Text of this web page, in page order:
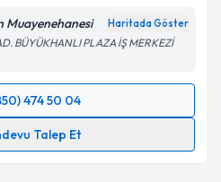
Muayenehanesi Haritada Göster
BÜYÜKHANLI PLAZA İŞ MERKEZİ
474 50 04
Talep Et